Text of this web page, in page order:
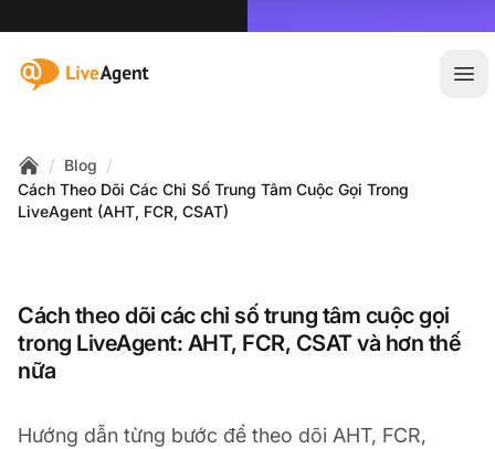
:site.title
Mở
Home
/ Blog /
Cách Theo Dõi Các Chỉ Số Trung Tâm Cuộc Gọi Trong
LiveAgent (AHT, FCR, CSAT)
Cách theo dõi các chỉ số trung tâm cuộc gọi
trong LiveAgent: AHT, FCR, CSAT và hơn thế
nữa
Hướng dẫn từng bước để theo dõi AHT, FCR,